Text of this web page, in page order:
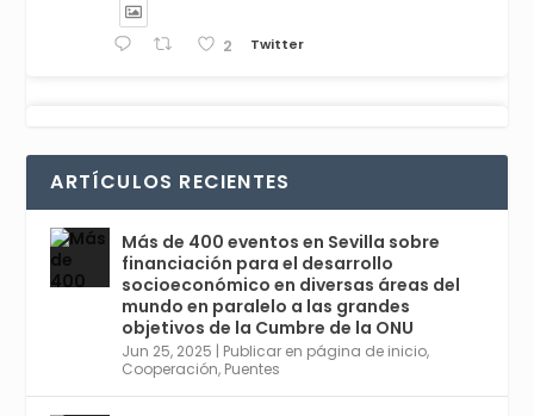
2 Twitter
r
comienza en Sevilla este lunes 2 con la
Conferencia Internacional sobre Catálisis, y
con el Congreso de Parasitología. Del día 3 al
6, Congreso de Metodología de Ciencias
Sociales y la Salud; y los días 5 y 6 Jornadas
de Economía Industrial.
4
1 2 Twitter
ARTÍCULOS RECIENTES
Más de 400 eventos en Sevilla sobre
financiación para el desarrollo
socioeconómico en diversas áreas del
mundo en paralelo a las grandes
objetivos de la Cumbre de la ONU
Jun 25, 2025 | Publicar en página de inicio,
Cooperación, Puentes